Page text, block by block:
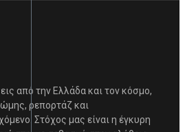
από την Ελλάδα και τον κόσμο,
ρεπορτάζ και
Στόχος μας είναι η έγκυρη